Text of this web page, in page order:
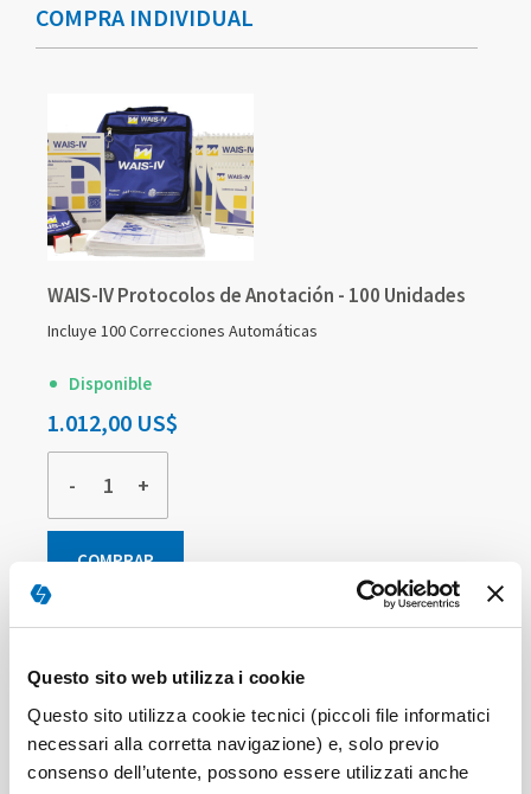
Questo sito web utilizza i cookie
Questo sito utilizza cookie tecnici (piccoli file informatici
necessari alla corretta navigazione) e, solo previo
consenso dell’utente, possono essere utilizzati anche
agrupados
COMPRA INDIVIDUAL
WAIS-IV Protocolos de Anotación - 100 Unidades
Incluye 100 Correcciones Automáticas
Disponible
1.012,00 US$
- +
COMPRAR